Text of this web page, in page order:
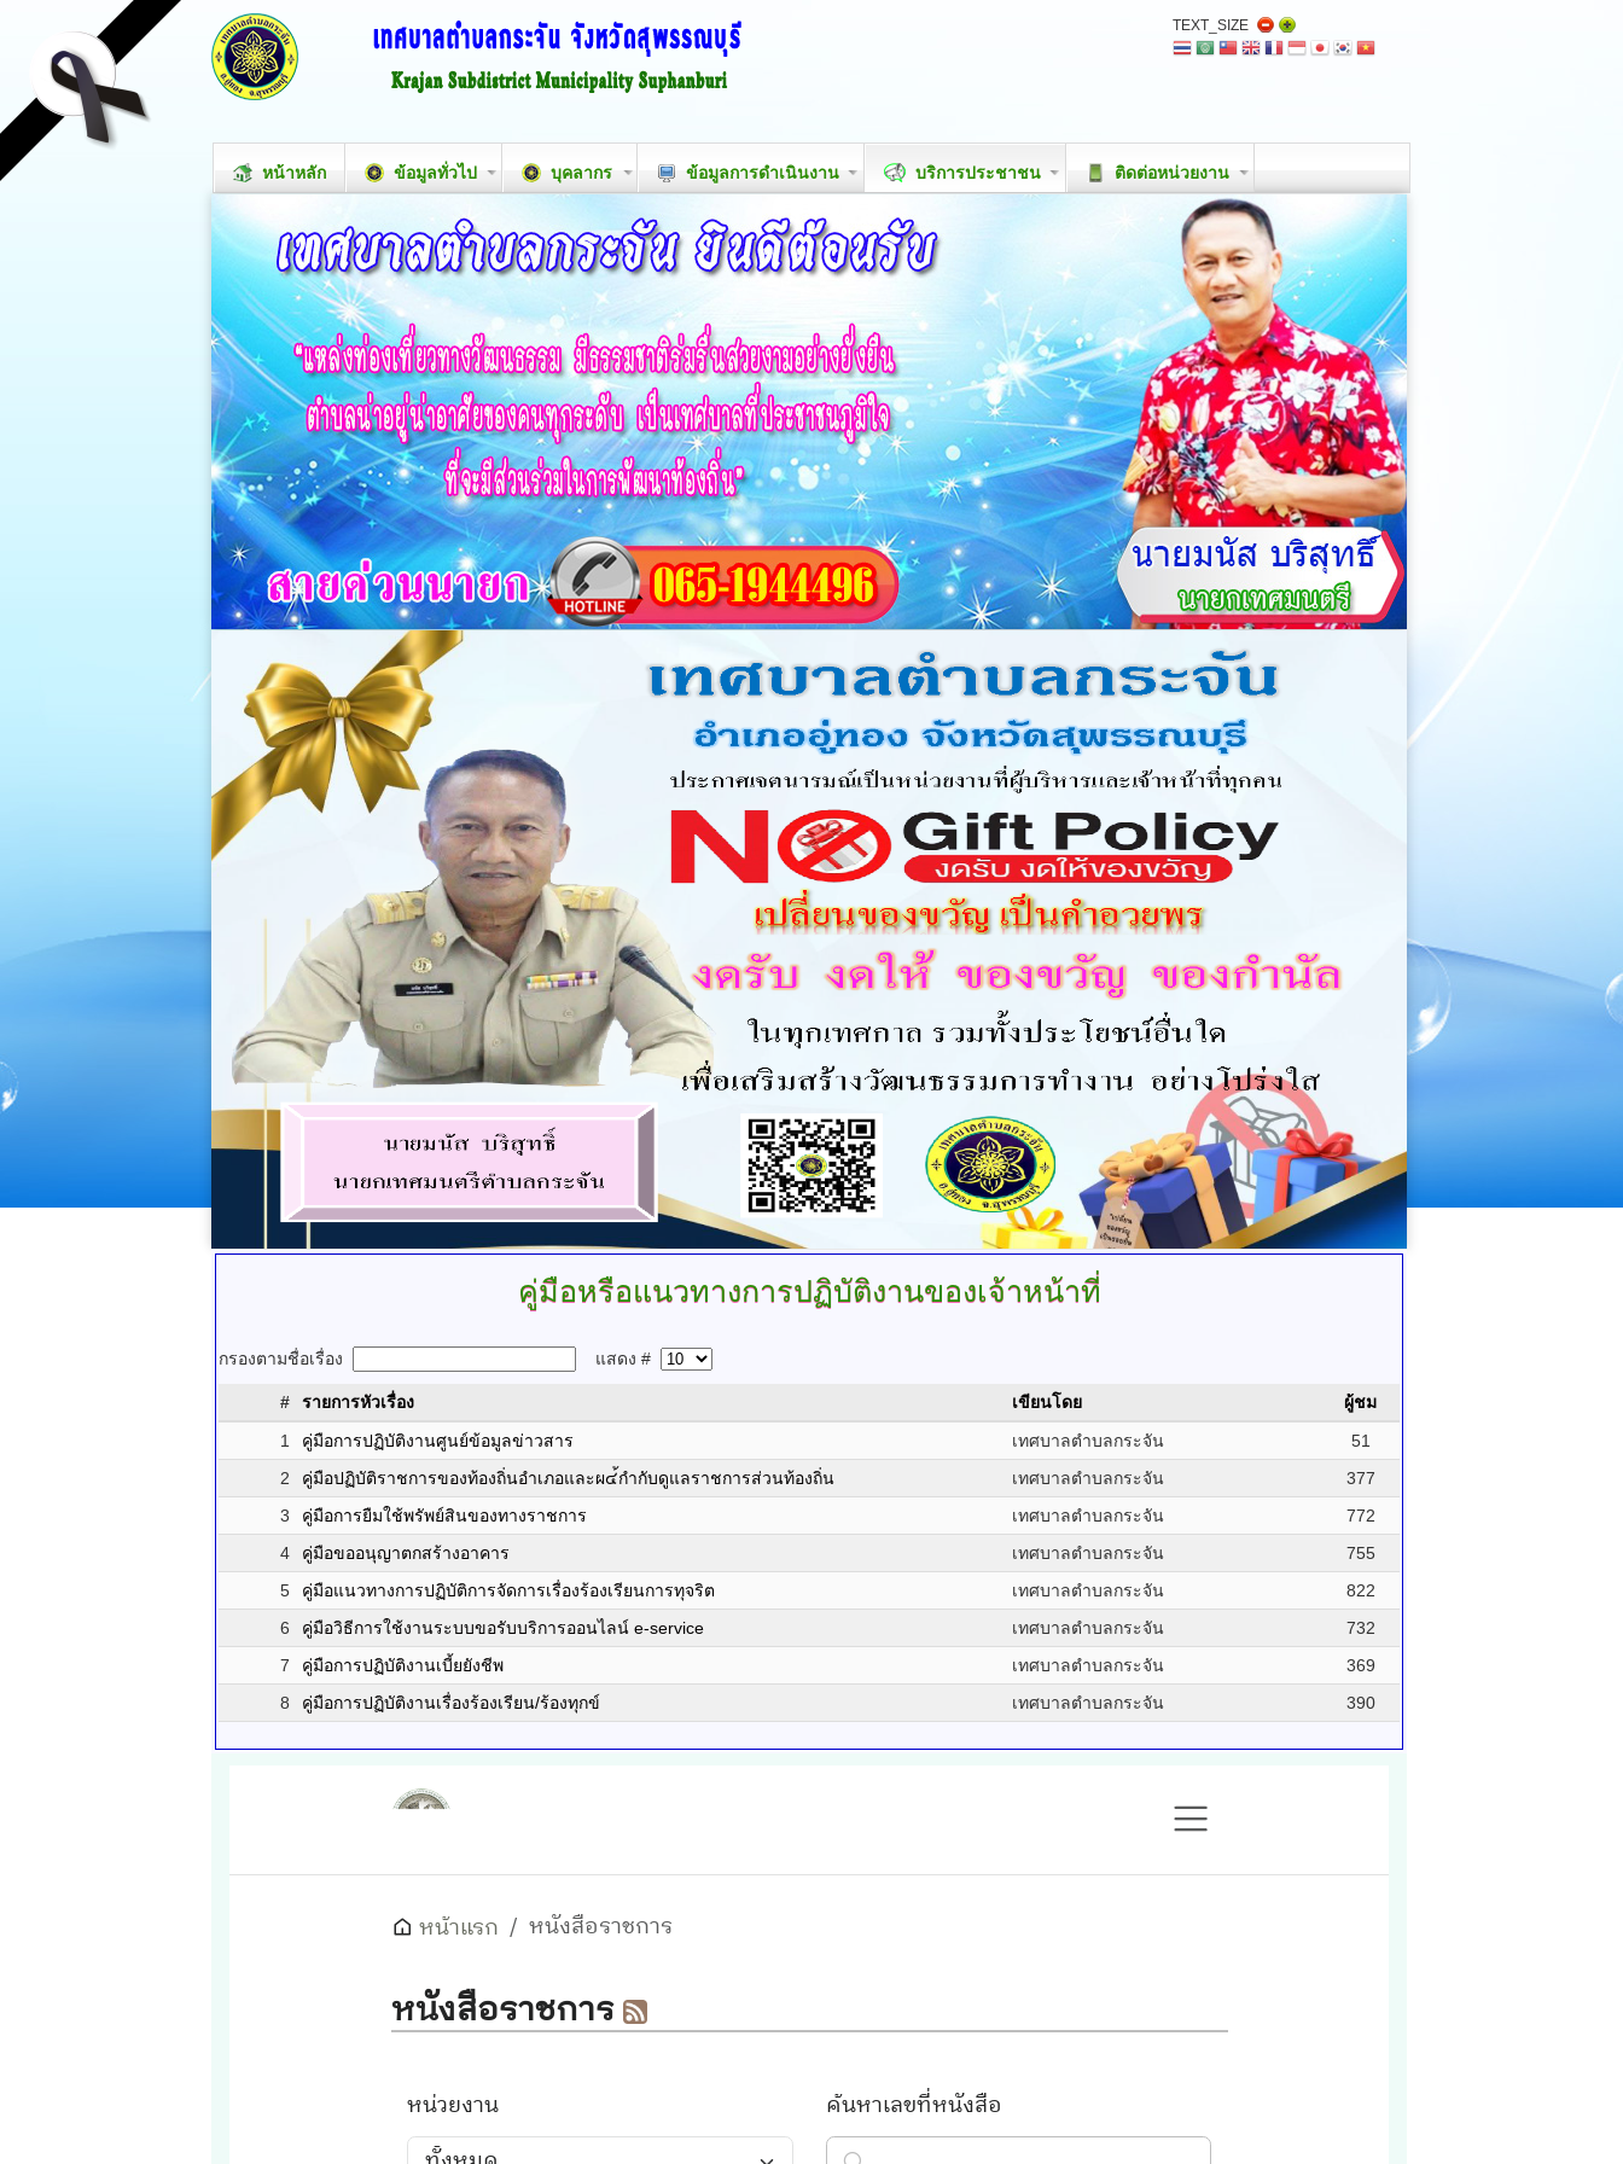
TEXT_SIZE
หน้าหลัก ข้อมูลทั่วไป บุคลากร ข้อมูลการดำเนินงาน บริการประชาชน ติดต่อหน่วยงาน
คู่มือหรือแนวทางการปฏิบัติงานของเจ้าหน้าที่
กรองตามชื่อเรื่อง แสดง #
# รายการหัวเรื่อง เขียนโดย
ผู้ชม
1
คู่มือการปฏิบัติงานศูนย์ข้อมูลข่าวสาร เทศบาลตำบลกระจัน
51
2
คู่มือปฏิบัติราชการของท้องถิ่นอำเภอและผ๔้กำกับดูแลราชการส่วนท้องถิ่น เทศบาลตำบลกระจัน
377
3
คู่มือการยืมใช้พรัพย์สินของทางราชการ เทศบาลตำบลกระจัน
772
4
คู่มือขออนุญาตกสร้างอาคาร เทศบาลตำบลกระจัน
755
5
คู่มือแนวทางการปฏิบัติการจัดการเรื่องร้องเรียนการทุจริต เทศบาลตำบลกระจัน
822
6
คู่มือวิธีการใช้งานระบบขอรับบริการออนไลน์ e-service เทศบาลตำบลกระจัน
732
7
คู่มือการปฏิบัติงานเบี้ยยังชีพ เทศบาลตำบลกระจัน
369
8
คู่มือการปฏิบัติงานเรื่องร้องเรียน/ร้องทุกข์ เทศบาลตำบลกระจัน 390